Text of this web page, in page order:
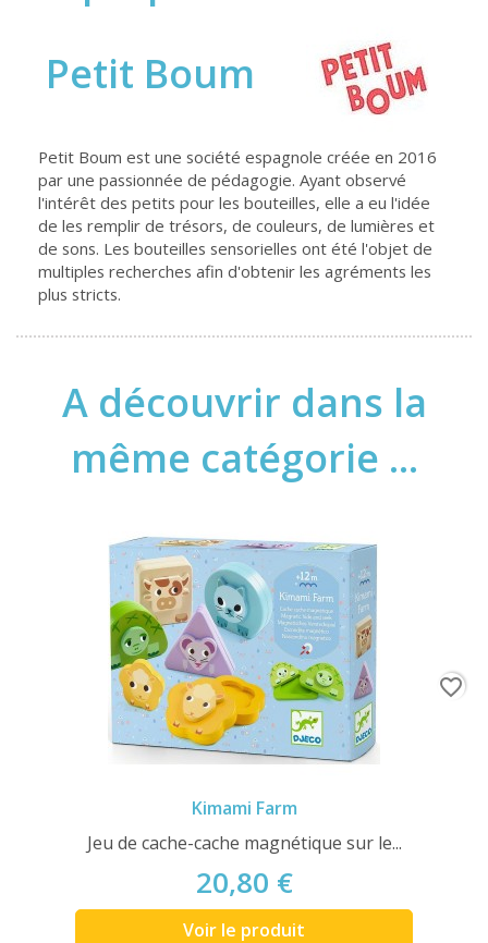
Petit Boum
Petit Boum est une société espagnole créée en 2016
par une passionnée de pédagogie. Ayant observé
l'intérêt des petits pour les bouteilles, elle a eu l'idée
de les remplir de trésors, de couleurs, de lumières et
de sons. Les bouteilles sensorielles ont été l'objet de
multiples recherches afin d'obtenir les agréments les
plus stricts.
A découvrir dans la
même catégorie ...
Kimami Farm
Jeu de cache-cache magnétique sur le...
20,80 €
Voir le produit
favorite_border